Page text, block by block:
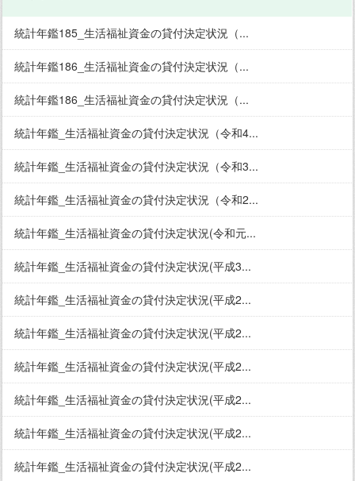
統計年鑑185_生活福祉資金の貸付決定状況（...
統計年鑑186_生活福祉資金の貸付決定状況（...
統計年鑑186_生活福祉資金の貸付決定状況（...
統計年鑑_生活福祉資金の貸付決定状況（令和4...
統計年鑑_生活福祉資金の貸付決定状況（令和3...
統計年鑑_生活福祉資金の貸付決定状況（令和2...
統計年鑑_生活福祉資金の貸付決定状況(令和元...
統計年鑑_生活福祉資金の貸付決定状況(平成3...
統計年鑑_生活福祉資金の貸付決定状況(平成2...
統計年鑑_生活福祉資金の貸付決定状況(平成2...
統計年鑑_生活福祉資金の貸付決定状況(平成2...
統計年鑑_生活福祉資金の貸付決定状況(平成2...
統計年鑑_生活福祉資金の貸付決定状況(平成2...
統計年鑑_生活福祉資金の貸付決定状況(平成2...